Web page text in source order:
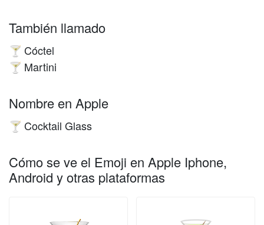
También llamado
🍸 Cóctel
🍸 Martini
Nombre en Apple
🍸 Cocktail Glass
Cómo se ve el Emoji en Apple Iphone,
Android y otras plataformas